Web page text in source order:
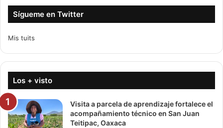
Sígueme en Twitter
Mis tuits
Los + visto
Visita a parcela de aprendizaje fortalece el
acompañamiento técnico en San Juan
Teitipac, Oaxaca